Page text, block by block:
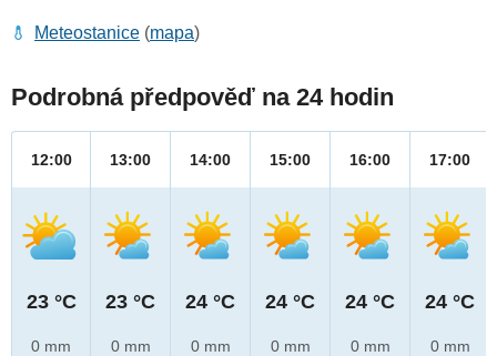
Meteostanice (mapa)
Podrobná předpověď na 24 hodin
12:00
23 °C
0 mm
13:00
23 °C
0 mm
14:00
24 °C
0 mm
15:00
24 °C
0 mm
16:00
24 °C
0 mm
17:00
24 °C
0 mm